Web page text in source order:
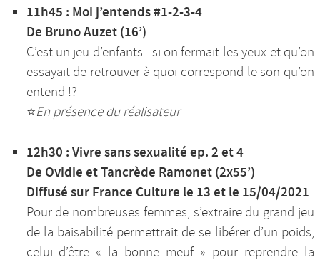
11h45 : Moi j’entends #1-2-3-4
De Bruno Auzet (16’)
C’est un jeu d’enfants : si on fermait les yeux et qu’on
essayait de retrouver à quoi correspond le son qu’on
entend !?
⭐️En présence du réalisateur
12h30 : Vivre sans sexualité ep. 2 et 4
De Ovidie et Tancrède Ramonet (2x55’)
Diffusé sur France Culture le 13 et le 15/04/2021
Pour de nombreuses femmes, s’extraire du grand jeu
de la baisabilité permettrait de se libérer d’un poids,
celui d’être « la bonne meuf » pour reprendre la